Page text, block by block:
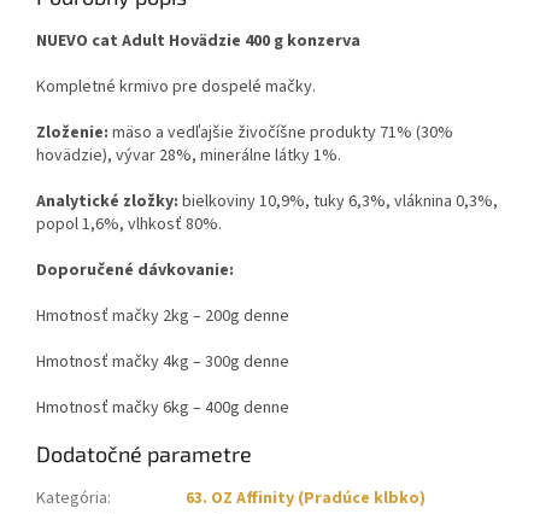
NUEVO cat Adult Hovädzie 400 g konzerva
Kompletné krmivo pre dospelé mačky.
Zloženie: mäso a vedľajšie živočíšne produkty 71% (30%
hovädzie), vývar 28%, minerálne látky 1%.
Analytické zložky: bielkoviny 10,9%, tuky 6,3%, vláknina 0,3%,
popol 1,6%, vlhkosť 80%.
Doporučené dávkovanie:
Hmotnosť mačky 2kg – 200g denne
Hmotnosť mačky 4kg – 300g denne
Hmotnosť mačky 6kg – 400g denne
Dodatočné parametre
Kategória:
63. OZ Affinity (Pradúce klbko)